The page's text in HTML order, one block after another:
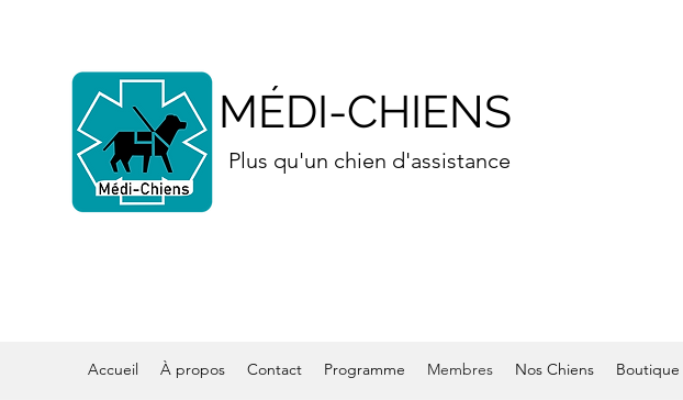
MÉDI-CHIENS
Plus qu'un chien d'assistance
Accueil À propos Contact Programme Membres Nos Chiens Boutique